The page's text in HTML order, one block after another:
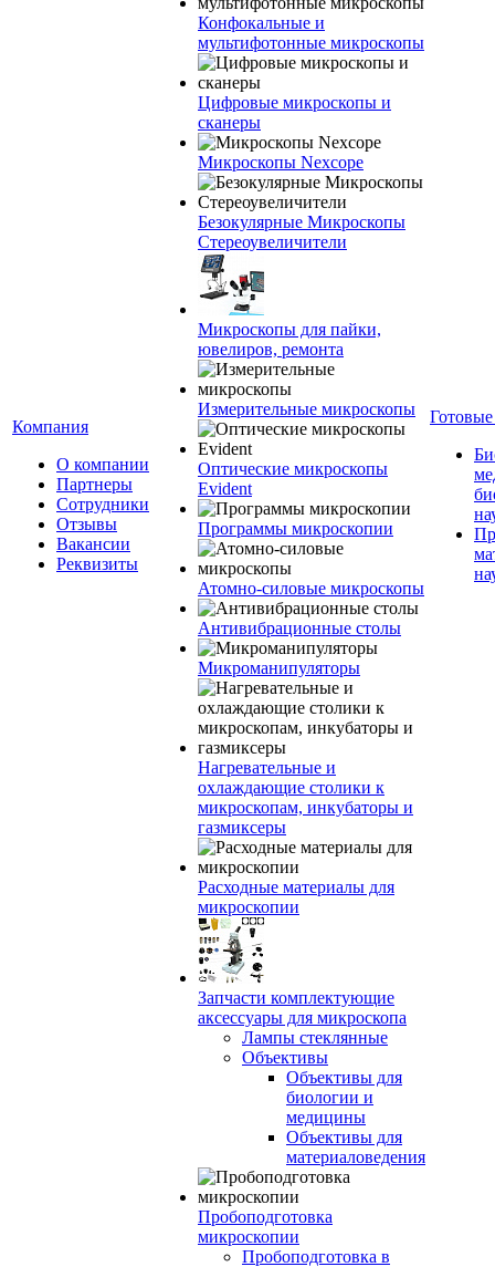
Компания
О компании
Партнеры
Сотрудники
Отзывы
Вакансии
Реквизиты
Конфокальные и
мультифотонные микроскопы
Цифровые микроскопы и
сканеры
Микроскопы Nexcope
Безокулярные Микроскопы
Стереоувеличители
Микроскопы для пайки,
ювелиров, ремонта
Измерительные микроскопы
Оптические микроскопы
Evident
Программы микроскопии
Атомно-силовые микроскопы
Антивибрационные столы
Микроманипуляторы
Нагревательные и
охлаждающие столики к
микроскопам, инкубаторы и
газмиксеры
Расходные материалы для
микроскопии
Запчасти комплектующие
аксессуары для микроскопа
Лампы стеклянные
Объективы
Объективы для
биологии и
медицины
Объективы для
материаловедения
Пробоподготовка
микроскопии
Пробоподготовка в